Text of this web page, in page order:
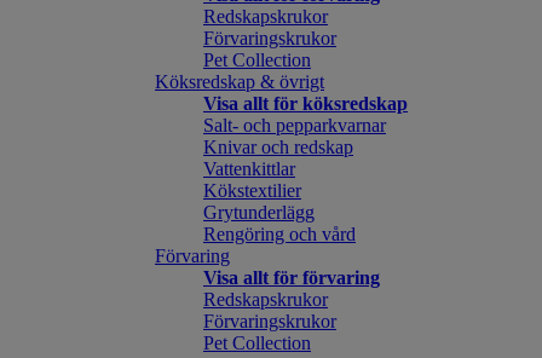
Redskapskrukor
Förvaringskrukor
Pet Collection
Köksredskap & övrigt
Visa allt för köksredskap
Salt- och pepparkvarnar
Knivar och redskap
Vattenkittlar
Kökstextilier
Grytunderlägg
Rengöring och vård
Förvaring
Visa allt för förvaring
Redskapskrukor
Förvaringskrukor
Pet Collection